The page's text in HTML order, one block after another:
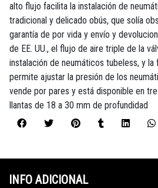
alto flujo facilita la instalación de
tradicional y delicado obús, que solía
garantía de por vida y envío y
de EE. UU., el flujo de aire triple de la
instalación de neumáticos tubeless, y
permite ajustar la presión de los
vende por pares y está disponible en
llantas de 18 a 30 mm de profundidad
INFO ADICIONAL